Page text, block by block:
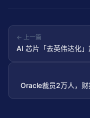
← 上一篇
AI 芯片「去英伟达化
Oracle裁员2万人，